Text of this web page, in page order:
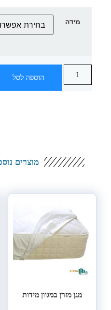
מידה
הוספה לסל
מוצרים
מגן מזרן במגוון מידות